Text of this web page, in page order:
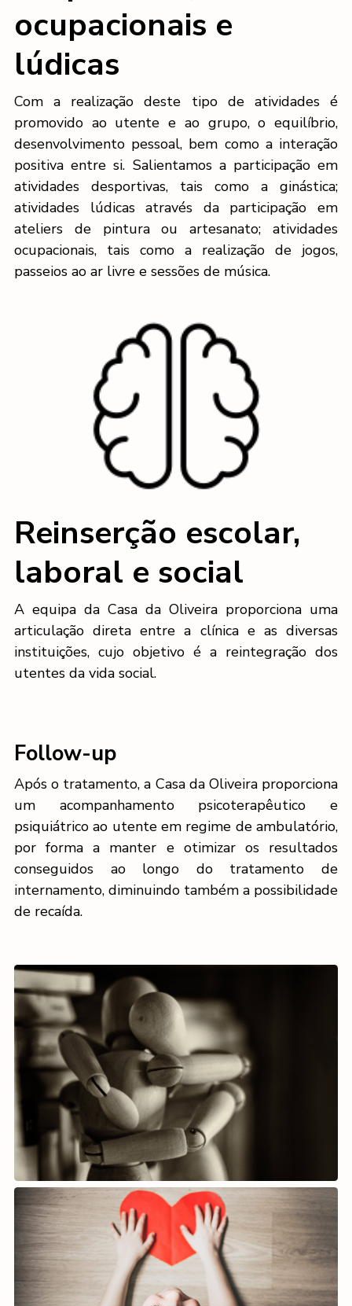
ocupacionais e
lúdicas
Com a realização deste tipo de atividades é
promovido ao utente e ao grupo, o equilíbrio,
desenvolvimento pessoal, bem como a interação
positiva entre si. Salientamos a participação em
atividades desportivas, tais como a ginástica;
atividades lúdicas através da participação em
ateliers de pintura ou artesanato; atividades
ocupacionais, tais como a realização de jogos,
passeios ao ar livre e sessões de música.
Reinserção escolar,
laboral e social
A equipa da Casa da Oliveira proporciona uma
articulação direta entre a clínica e as diversas
instituições, cujo objetivo é a reintegração dos
utentes da vida social.
Follow-up
Após o tratamento, a Casa da Oliveira proporciona
um acompanhamento psicoterapêutico e
psiquiátrico ao utente em regime de ambulatório,
por forma a manter e otimizar os resultados
conseguidos ao longo do tratamento de
internamento, diminuindo também a possibilidade
de recaída.